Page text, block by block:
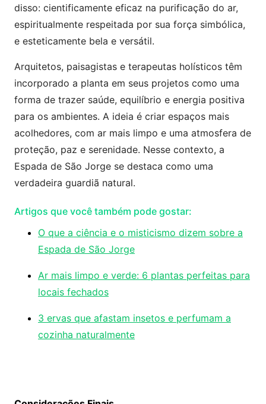
disso: cientificamente eficaz na purificação do ar,
espiritualmente respeitada por sua força simbólica,
e esteticamente bela e versátil.
Arquitetos, paisagistas e terapeutas holísticos têm
incorporado a planta em seus projetos como uma
forma de trazer saúde, equilíbrio e energia positiva
para os ambientes. A ideia é criar espaços mais
acolhedores, com ar mais limpo e uma atmosfera de
proteção, paz e serenidade. Nesse contexto, a
Espada de São Jorge se destaca como uma
verdadeira guardiã natural.
Artigos que você também pode gostar:
O que a ciência e o misticismo dizem sobre a
Espada de São Jorge
Ar mais limpo e verde: 6 plantas perfeitas para
locais fechados
3 ervas que afastam insetos e perfumam a
cozinha naturalmente